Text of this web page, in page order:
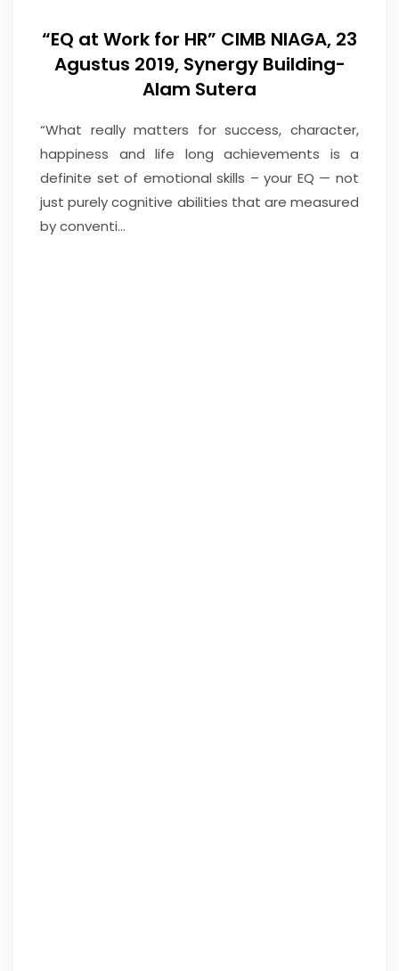
“EQ at Work for HR” CIMB NIAGA, 23
Agustus 2019, Synergy Building-
Alam Sutera
“What really matters for success, character,
happiness and life long achievements is a
definite set of emotional skills – your EQ — not
just purely cognitive abilities that are measured
by conventi...